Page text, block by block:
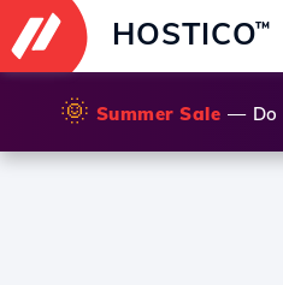
HOSTICO™
🌞 Summer Sale — Do